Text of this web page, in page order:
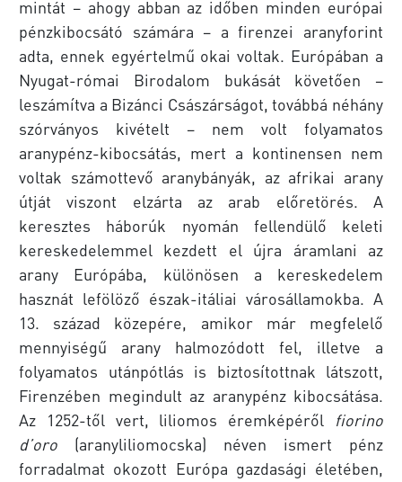
mintát – ahogy abban az időben minden európai
pénzkibocsátó számára – a firenzei aranyforint
adta, ennek egyértelmű okai voltak. Európában a
Nyugat-római Birodalom bukását követően –
leszámítva a Bizánci Császárságot, továbbá néhány
szórványos kivételt – nem volt folyamatos
aranypénz-kibocsátás, mert a kontinensen nem
voltak számottevő aranybányák, az afrikai arany
útját viszont elzárta az arab előretörés. A
keresztes háborúk nyomán fellendülő keleti
kereskedelemmel kezdett el újra áramlani az
arany Európába, különösen a kereskedelem
hasznát lefölöző észak-itáliai városállamokba. A
13. század közepére, amikor már megfelelő
mennyiségű arany halmozódott fel, illetve a
folyamatos utánpótlás is biztosítottnak látszott,
Firenzében megindult az aranypénz kibocsátása.
Az 1252-től vert, liliomos éremképéről fiorino
d’oro (aranyliliomocska) néven ismert pénz
forradalmat okozott Európa gazdasági életében,